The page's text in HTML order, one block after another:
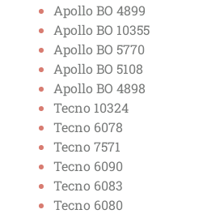
Apollo BO 4899
Apollo BO 10355
Apollo BO 5770
Apollo BO 5108
Apollo BO 4898
Tecno 10324
Tecno 6078
Tecno 7571
Tecno 6090
Tecno 6083
Tecno 6080